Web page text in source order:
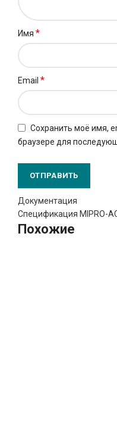
Имя *
Email *
Сохранить моё имя,
браузере для
Документация
Спецификация MIPRO-
Похожие